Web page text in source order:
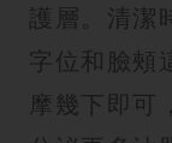
護層。清潔
字位和臉頰
摩幾下即可